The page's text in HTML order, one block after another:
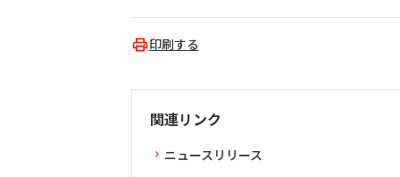
印刷する
関連リンク
ニュースリリース